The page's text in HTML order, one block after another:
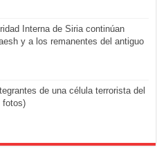
Interna de Siria continúan
y a los remanentes del antiguo
de una célula terrorista del
fotos)